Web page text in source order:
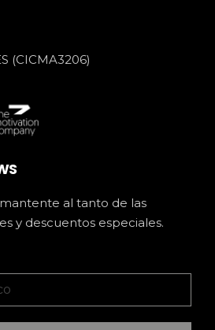
(CICMA3206)
al tanto de las
y descuentos especiales.